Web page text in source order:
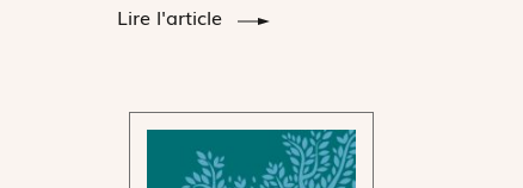
Lire l'article